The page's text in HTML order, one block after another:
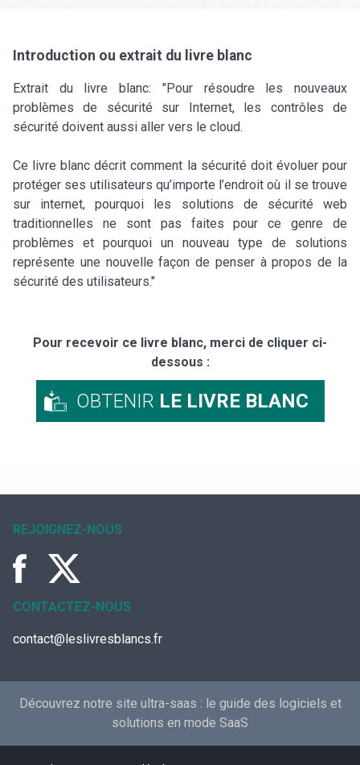
Introduction ou extrait du livre blanc
Extrait du livre blanc: "Pour résoudre les nouveaux
problèmes de sécurité sur Internet, les contrôles de
sécurité doivent aussi aller vers le cloud.
Ce livre blanc décrit comment la sécurité doit évoluer pour
protéger ses utilisateurs qu’importe l’endroit où il se trouve
sur internet, pourquoi les solutions de sécurité web
traditionnelles ne sont pas faites pour ce genre de
problèmes et pourquoi un nouveau type de solutions
représente une nouvelle façon de penser à propos de la
sécurité des utilisateurs."
Pour recevoir ce livre blanc, merci de cliquer ci-
dessous :
OBTENIR LE LIVRE BLANC
REJOIGNEZ-NOUS
CONTACTEZ-NOUS
contact@leslivresblancs.fr
Découvrez notre site ultra-saas : le guide des logiciels et
solutions en mode SaaS